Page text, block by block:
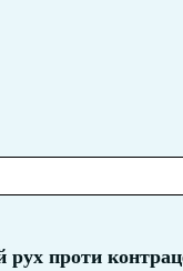
проти